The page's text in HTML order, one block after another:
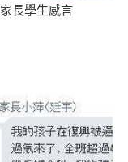
家長學生感言